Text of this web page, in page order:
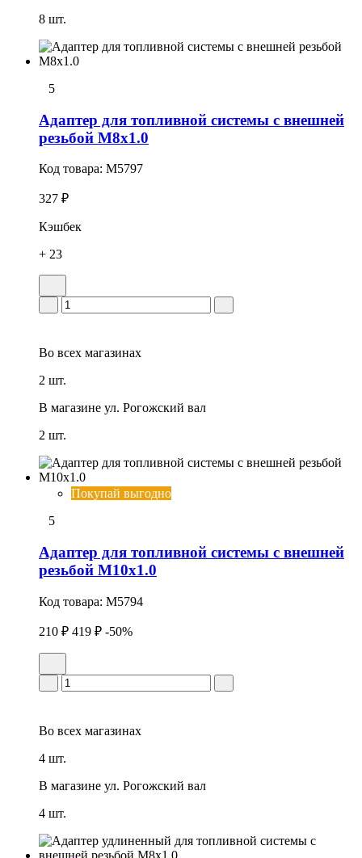
8 шт.
5
Адаптер для топливной системы с внешней
резьбой М8х1.0
Код товара: M5797
327 ₽
Кэшбек
+ 23
Во всех магазинах
2 шт.
В магазине ул. Рогожский вал
2 шт.
Покупай выгодно
5
Адаптер для топливной системы с внешней
резьбой М10х1.0
Код товара: M5794
210 ₽ 419 ₽ -50%
Во всех магазинах
4 шт.
В магазине ул. Рогожский вал
4 шт.